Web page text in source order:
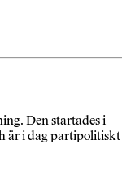
Den startades i
är i dag partipolitiskt